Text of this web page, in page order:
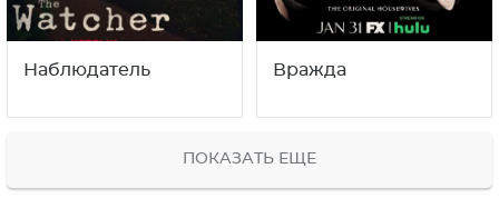
Наблюдатель Вражда
ПОКАЗАТЬ ЕЩЕ